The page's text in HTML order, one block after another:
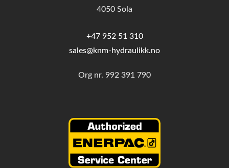
4050 Sola
+47 952 51 310
sales@knm-hydraulikk.no
Org nr. 992 391 790